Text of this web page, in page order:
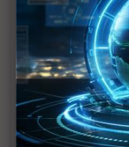
全球需求放緩結
太陽誘電MLCC
伺機而動
Stellantis考慮重
同造車